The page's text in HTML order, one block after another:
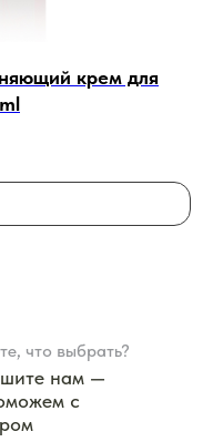
крем для
что выбрать?
нам —
с